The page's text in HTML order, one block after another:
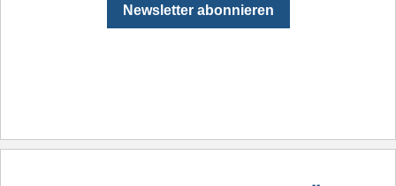
Newsletter abonnieren